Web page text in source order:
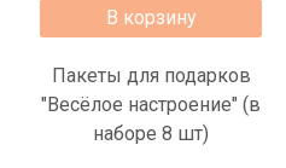
В корзину
Пакеты для подарков
"Весёлое настроение" (в
наборе 8 шт)